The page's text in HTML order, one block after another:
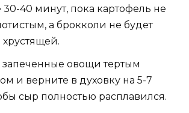
30-40 минут, пока картофель не
а брокколи не будет
запеченные овощи тертым
и верните в духовку на 5-7
сыр полностью расплавился.